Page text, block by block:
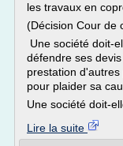
les travaux en
(Décision Cour de
Une société doit-
défendre ses
prestation
pour plaider sa
Une société doit-
Lire la suite